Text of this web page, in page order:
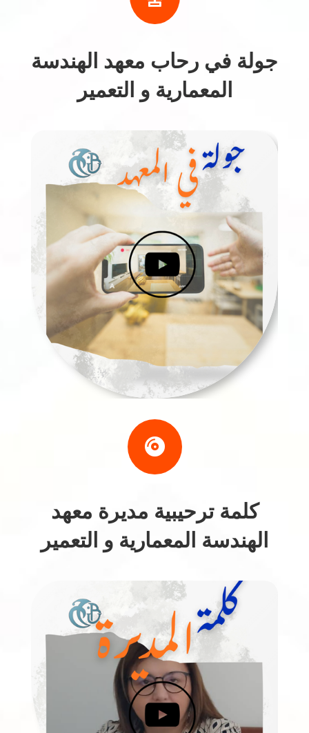
جولة في رحاب معهد الهندسة
المعمارية و التعمير

كلمة ترحيبية مديرة معهد
الهندسة المعمارية و التعمير